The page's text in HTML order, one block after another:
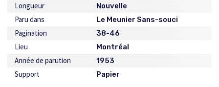
Longueur Nouvelle
Paru dans Le Meunier Sans-souci
Pagination 38-46
Lieu Montréal
Année de parution 1953
Support Papier